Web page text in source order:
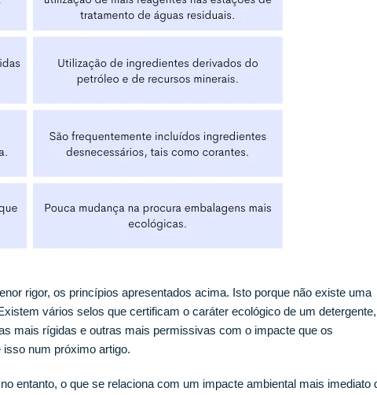
rigor, os princípios apresentados acima. Isto porque não existe uma
vários selos que certificam o caráter ecológico de um
mais rígidas e outras mais permissivas com o impacte que os
num próximo artigo.
entanto, o que se relaciona com um impacte ambiental mais imediato